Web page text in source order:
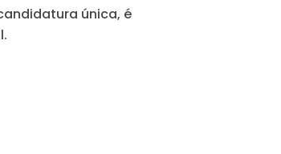
única, é